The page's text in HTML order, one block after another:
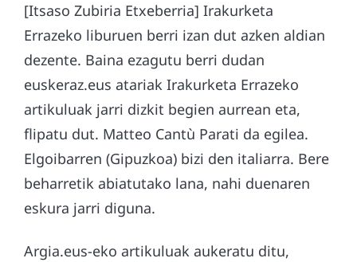
[Itsaso Zubiria Etxeberria] Irakurketa
Errazeko liburuen berri izan dut azken aldian
dezente. Baina ezagutu berri dudan
euskeraz.eus atariak Irakurketa Errazeko
artikuluak jarri dizkit begien aurrean eta,
flipatu dut. Matteo Cantù Parati da egilea.
Elgoibarren (Gipuzkoa) bizi den italiarra. Bere
beharretik abiatutako lana, nahi duenaren
eskura jarri diguna.
Argia.eus-eko artikuluak aukeratu ditu,